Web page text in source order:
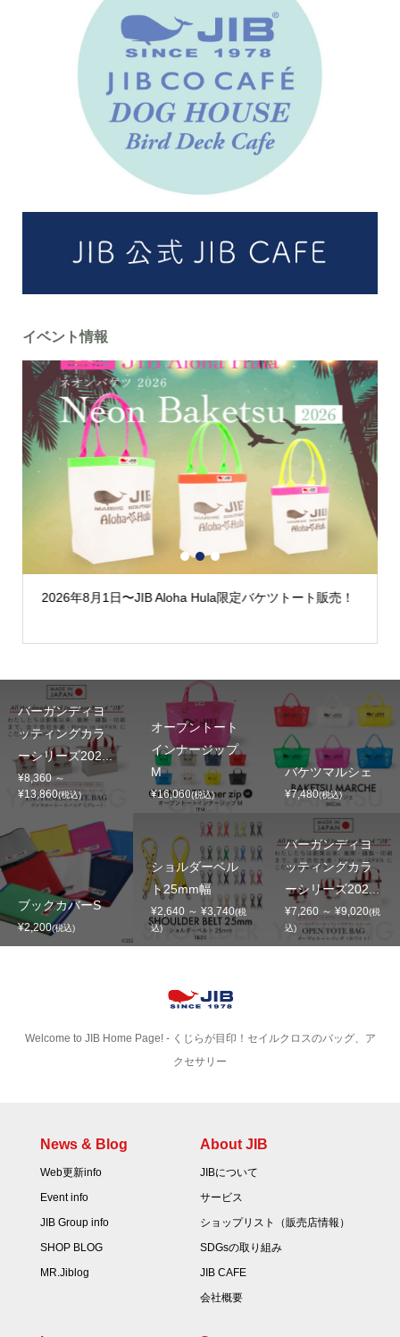
イベント情報
2026年8月1日〜JIB Aloha Hula限定バケツトート販売！
1 2 3
バーガンディヨ
ッティングカラ
ーシリーズ202...
¥8,360 ～
¥13,860(税込)
オープントート
インナージップ
M
¥16,060(税込)
バケツマルシェ
¥7,480(税込)
ブックカバーS
¥2,200(税込)
ショルダーベル
ト25mm幅
¥2,640 ～ ¥3,740(税
込)
バーガンディヨ
ッティングカラ
ーシリーズ202...
¥7,260 ～ ¥9,020(税
込)
Welcome to JIB Home Page! ‐ くじらが目印！セイルクロスのバッグ、ア
クセサリー
News & Blog
Web更新info
Event info
JIB Group info
SHOP BLOG
MR.Jiblog
About JIB
JIBについて
サービス
ショップリスト（販売店情報）
SDGsの取り組み
JIB CAFE
会社概要